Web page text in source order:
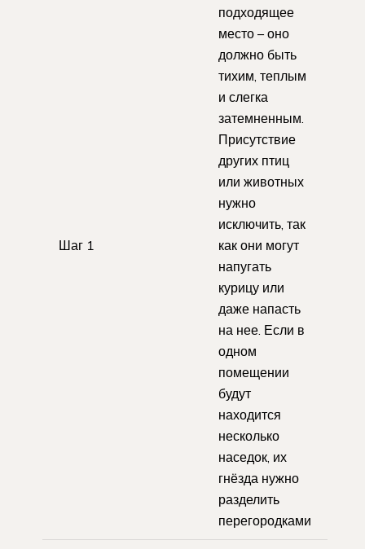
Шаг 1
подходящее
место – оно
должно быть
тихим, теплым
и слегка
затемненным.
Присутствие
других птиц
или животных
нужно
исключить, так
как они могут
напугать
курицу или
даже напасть
на нее. Если в
одном
помещении
будут
находится
несколько
наседок, их
гнёзда нужно
разделить
перегородками